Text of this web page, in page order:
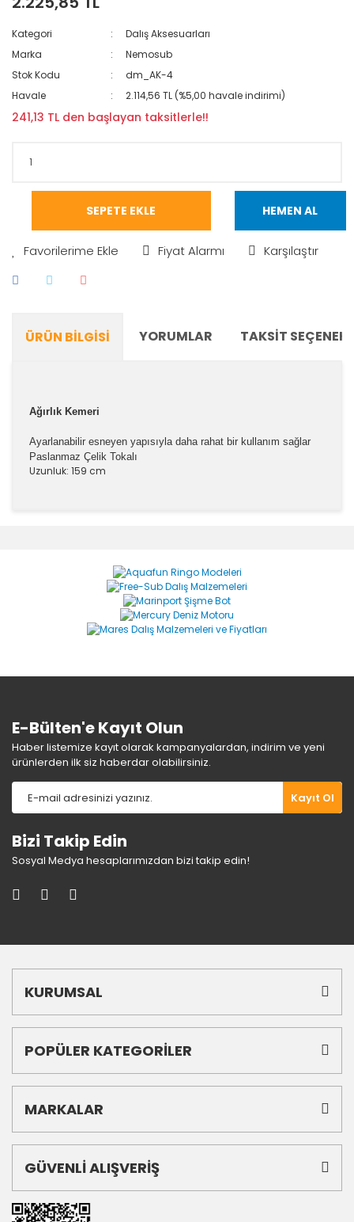
Kategori
Dalış Aksesuarları
Marka
Nemosub
Stok Kodu
dm_AK-4
Havale
2.114,56 TL (%5,00 havale indirimi)
241,13 TL den başlayan taksitlerle!!
SEPETE EKLE HEMEN AL
Fiyat Alarmı Karşılaştır
ÜRÜN BILGISI YORUMLAR TAKSIT
Ağırlık Kemeri
Ayarlanabilir esneyen yapısıyla daha rahat bir kullanım sağlar
Paslanmaz Çelik Tokalı
Uzunluk: 159 cm
Yorum Yaz
Ürün resmi kalitesiz, bozuk veya görüntülenemiyor.
Ürün açıklamasında eksik bilgiler bulunuyor.
Ürün bilgilerinde hatalar bulunuyor.
E-Bülten'e Kayıt Olun
Haber listemize kayıt olarak kampanyalardan, indirim ve yeni
ürünlerden ilk siz haberdar olabilirsiniz.
Kayıt Ol
Bizi Takip Edin
Sosyal Medya hesaplarımızdan bizi takip edin!
KURUMSAL
POPÜLER KATEGORİLER
MARKALAR
GÜVENLİ ALIŞVERİŞ